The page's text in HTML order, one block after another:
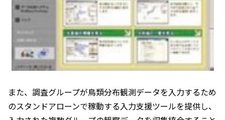
また、調査グループが鳥類分布観測データを入力するため
のスタンドアローンで稼動する入力支援ツールを提供し、